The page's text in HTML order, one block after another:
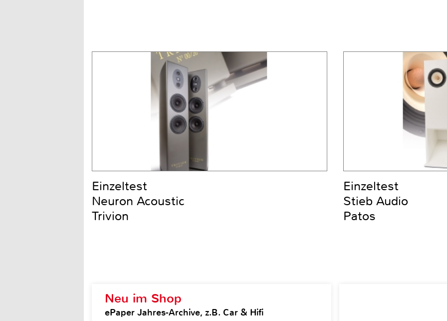
Neu im Shop
ePaper Jahres-Archive, z.B. Car & Hifi
Einzeltest
Neuron Acoustic
Trivion
Einzeltest
Stieb Audio
Patos